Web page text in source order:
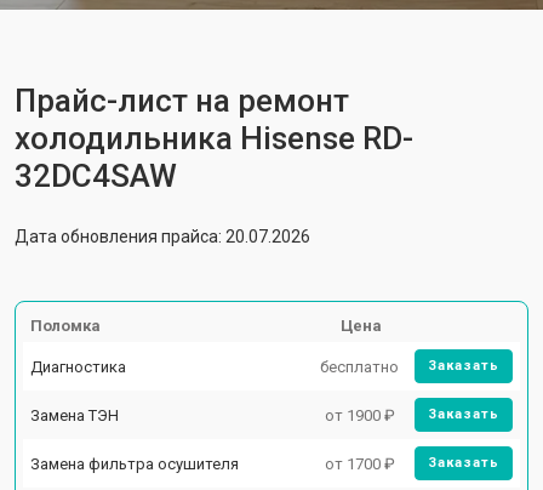
Прайс-лист на ремонт
холодильника Hisense RD-
32DC4SAW
Дата обновления прайса: 20.07.2026
Поломка Цена
Диагностика бесплатно Заказать
Замена ТЭН от 1900 ₽ Заказать
Замена фильтра осушителя от 1700 ₽ Заказать